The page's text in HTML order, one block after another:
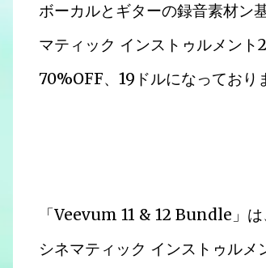
ボーカルとギターの録音素材ン
マティック インストゥルメン
70%OFF、19ドルになっており
「Veevum 11 & 12 Bundle」
シネマティック インストゥルメ